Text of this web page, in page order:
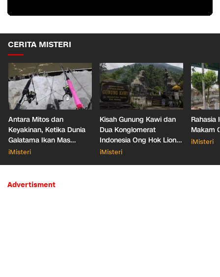
CERITA MISTERI
Antara Mitos dan
Keyakinan, Ketika Dunia
Galatama Ikan Mas
Bersentuhan dengan Hal
iMisteri
Kisah Gunung Kawi dan
Dua Konglomerat
Indonesia Ong Hok Liong
hingga Liem Sioe Liong
iMisteri
Rahasia
Makam
iMisteri
Advertisment